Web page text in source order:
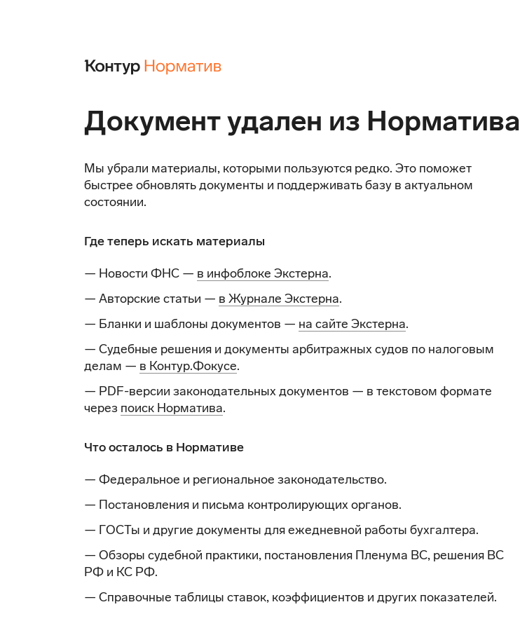
Документ удален из Норматива
Мы убрали материалы, которыми пользуются редко. Это поможет
быстрее обновлять документы и поддерживать базу в актуальном
состоянии.
Где теперь искать материалы
— Новости ФНС — в инфоблоке Экстерна.
— Авторские статьи — в Журнале Экстерна.
— Бланки и шаблоны документов — на сайте Экстерна.
— Судебные решения и документы арбитражных судов по налоговым
делам — в Контур.Фокусе.
— PDF-версии законодательных документов — в текстовом формате
через поиск Норматива.
Что осталось в Нормативе
— Федеральное и региональное законодательство.
— Постановления и письма контролирующих органов.
— ГОСТы и другие документы для ежедневной работы бухгалтера.
— Обзоры судебной практики, постановления Пленума ВС, решения ВС
РФ и КС РФ.
— Справочные таблицы ставок, коэффициентов и других показателей.